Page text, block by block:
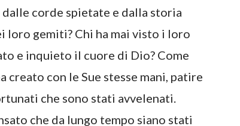
corde spietate e dalla storia
loro gemiti? Chi ha mai visto i loro
e inquieto il cuore di Dio? Come
creato con le Sue stesse mani, patire
che sono stati avvelenati.
che da lungo tempo siano stati